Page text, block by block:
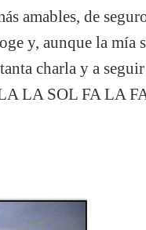
amables, de
y, aunque la mía
charla y a
LA SOL FA LA